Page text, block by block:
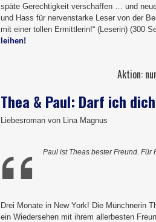
späte Gerechtigkeit verschaffen … und
und Hass für nervenstarke Leser von der
mit einer tollen Ermittlerin!“ (Leserin) (300
leihen!
Aktion:
Thea & Paul: Darf ich
Liebesroman von Lina Magnus
Paul ist Theas bester Freund.
Drei Monate in New York! Die Münchnerin
ein Wiedersehen mit ihrem allerbesten